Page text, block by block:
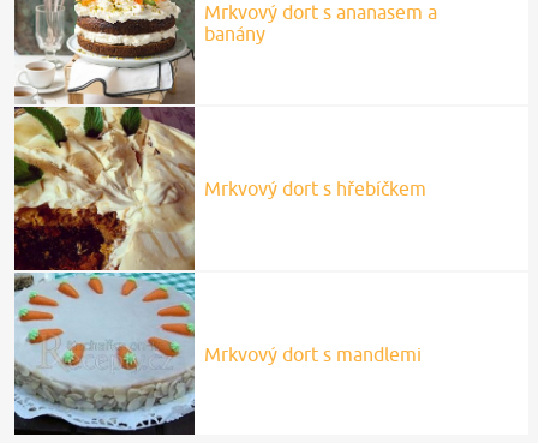
Mrkvový dort s ananasem a
banány
Mrkvový dort s hřebíčkem
Mrkvový dort s mandlemi